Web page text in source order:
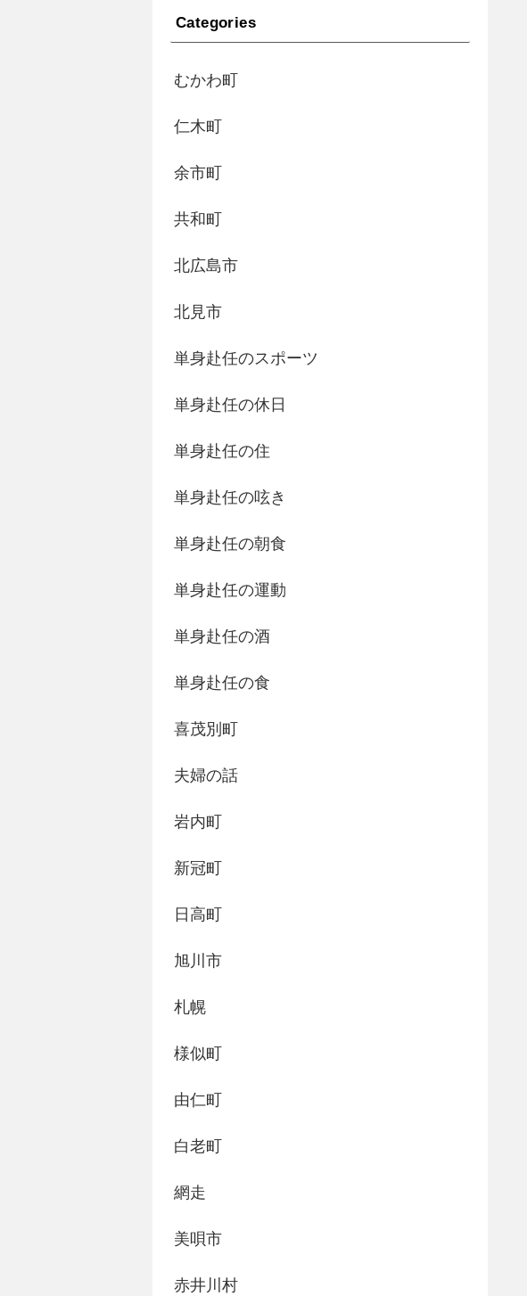
Categories
むかわ町
仁木町
余市町
共和町
北広島市
北見市
単身赴任のスポーツ
単身赴任の休日
単身赴任の住
単身赴任の呟き
単身赴任の朝食
単身赴任の運動
単身赴任の酒
単身赴任の食
喜茂別町
夫婦の話
岩内町
新冠町
日高町
旭川市
札幌
様似町
由仁町
白老町
網走
美唄市
赤井川村